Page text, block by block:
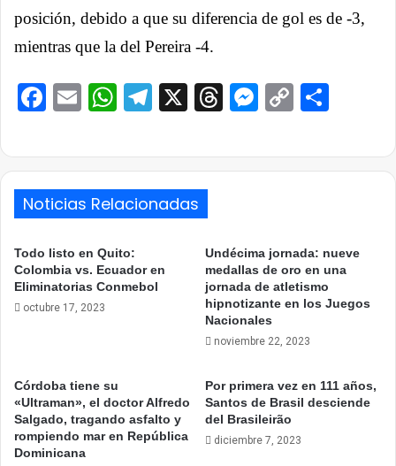
posición, debido a que su diferencia de gol es de -3,
mientras que la del Pereira -4.
Facebook
EmailWhatsApp
Telegram
X ThreadsCopy
Noticias Relacionadas
Todo listo en Quito:
Colombia vs. Ecuador en
Eliminatorias Conmebol
octubre 17, 2023
Undécima jornada: nueve
medallas de oro en una
jornada de atletismo
hipnotizante en los Juegos
Nacionales
noviembre 22, 2023
Córdoba tiene su
«Ultraman», el doctor Alfredo
Salgado, tragando asfalto y
rompiendo mar en República
Dominicana
Por primera vez en 111 años,
Santos de Brasil desciende
del Brasileirão
diciembre 7, 2023